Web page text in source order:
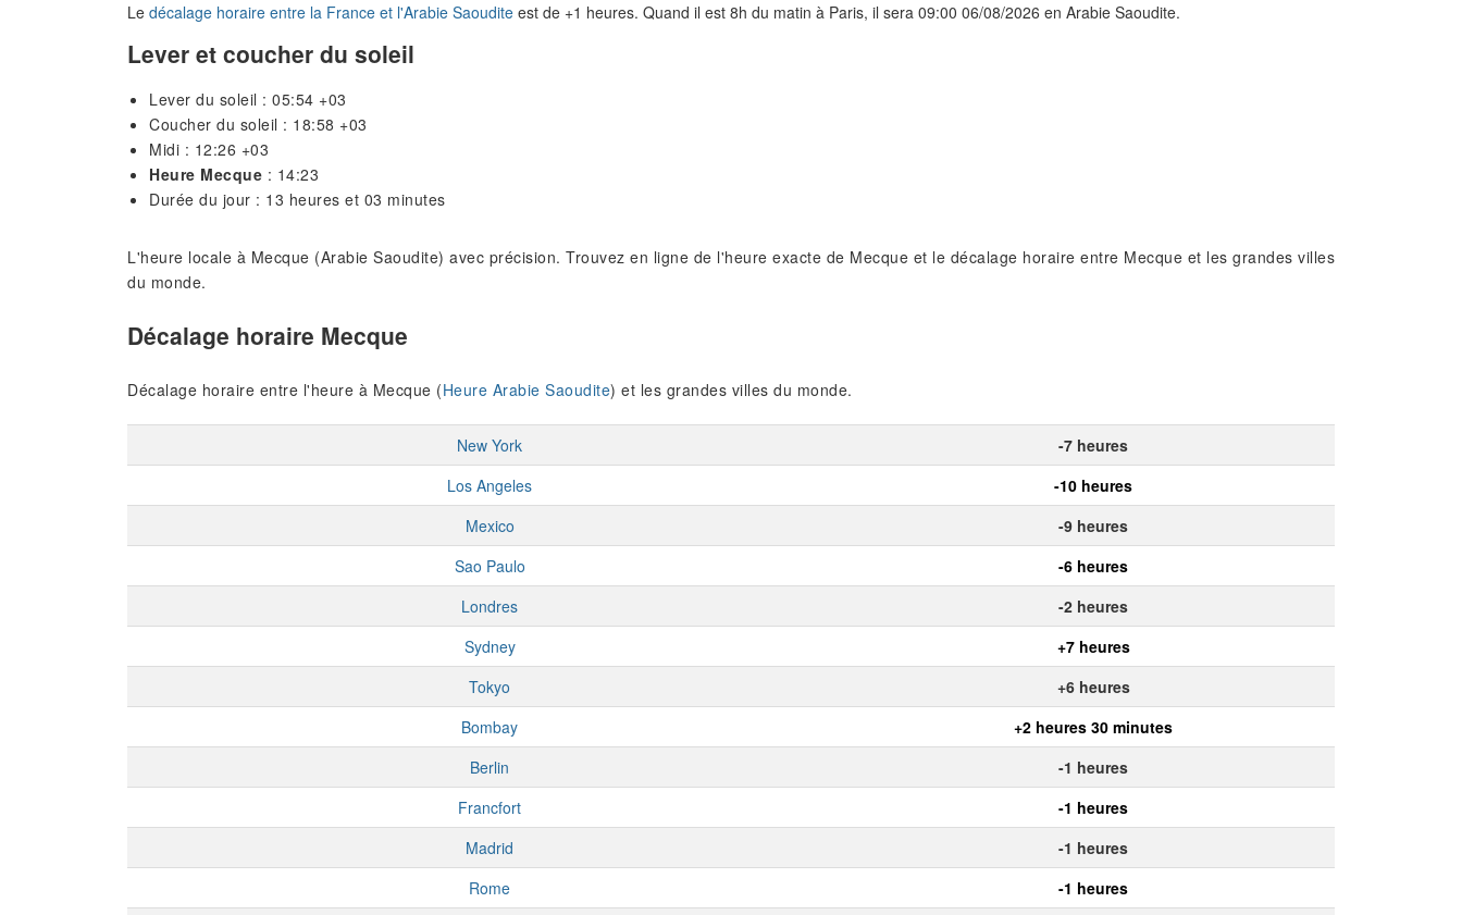
Le décalage horaire entre la France et l'Arabie Saoudite est de +1 heures. Quand il est 8h du matin à Paris, il sera 09:00 06/08/2026 en Arabie Saoudite.
Lever et coucher du soleil
Lever du soleil : 05:54 +03
Coucher du soleil : 18:58 +03
Midi : 12:26 +03
Heure Mecque : 14:23
Durée du jour : 13 heures et 03 minutes
L'heure locale à Mecque (Arabie Saoudite) avec précision. Trouvez en ligne de l'heure exacte de Mecque et le décalage horaire entre Mecque et les grandes villes
du monde.
Décalage horaire Mecque
Décalage horaire entre l'heure à Mecque (Heure Arabie Saoudite) et les grandes villes du monde.
New York
-7 heures
Los Angeles
-10 heures
Mexico
-9 heures
Sao Paulo
-6 heures
Londres
-2 heures
Sydney
+7 heures
Tokyo
+6 heures
Bombay
+2 heures 30 minutes
Berlin
-1 heures
Francfort
-1 heures
Madrid
-1 heures
Rome
-1 heures